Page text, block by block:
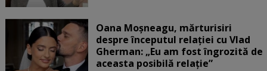
Oana Moșneagu, mărturisiri
despre începutul relației cu Vlad
Gherman: „Eu am fost îngrozită de
aceasta posibilă relație”